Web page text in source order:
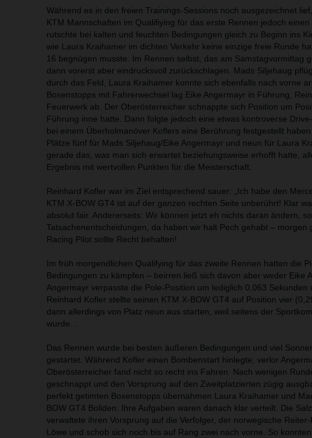
Während es in den freien Trainings-Sessions noch ausgezeichnet
KTM Mannschaften im Qualifiying für das erste Rennen jedoch
rutschte bei kalten und feuchten Bedingungen gleich zu Beginn ins
wie Laura Kraihamer im dichten Verkehr keine einzige freie Runde
16 begnügen musste. Im Rennen selbst, das am Samstagvormittag
dann vorerst aber eindrucksvoll zurückschlagen. Mads Siljehaug
durch das Feld, Laura Kraihamer konnte sich ebenfalls nach vorne
Boxenstopps mit Fahrerwechsel lag Eike Angermayr in Führung,
Feuerwerk ab. Der Oberösterreicher schnappte sich Position um
Führung inne hatte. Dann folgte jedoch eine etwas kontroverse
bei einem Überholmanöver Koflers eine Berührung festgestellt
Plätze fünf für Mads Siljehaug/Eike Angermayr und neun für Laura
gerade das, was man sich erwartet beziehungsweise erhofft hatte,
Ergebnis mit wertvollen Punkten für die Meisterschaft.
Reinhard Kofler war im Ziel entsprechend sauer: „Ich habe den
KTM X-BOW GT4 ist auf der ganzen rechten Seite unberührt! Klar
absolut fair. Andererseits: Wir können jetzt eh nichts daran ändern,
Tatsachenentscheidungen, da haben wir halt Pech gehabt – morgen
Racing Pilot sollte Recht behalten!
Im früh morgendlichen Qualifying für das zweite Rennen hatten die
Bedingungen zu kämpfen – beirren ließ sich davon aber weder Eike
Angermayr verpasste die Pole-Position um lediglich 0,063 Sekunden
Reinhard Kofler stellte seinen KTM X-BOW GT4 auf Position vier
dann allerdings von Platz neun aus starten, weil seitens der
wurde…
Das Rennen wurde bei besten äußeren Bedingungen und viel
gestartet. Während Kofler einen Bombenstart hinlegte, verlor
Oberösterreicher fand nicht so recht ins Fahren. Nach wenigen
geschnappt und den Vorsprung auf den Zweitplatzierten zügig
perfekt getimten Boxenstopps übernahmen Laura Kraihamer und
BOW GT4 Boliden. Ihre Aufgaben waren danach klar verteilt. Die
verwaltete ihren Vorsprung auf die Verfolger, der norwegische
Löwe und schob sich noch bis auf Rang zwei nach vorne. So